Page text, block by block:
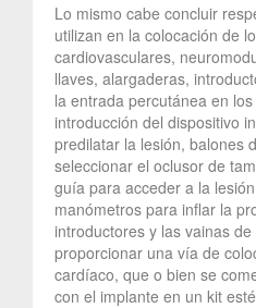
Lo mismo cabe concluir
utilizan en la colocación de
cardiovasculares,
llaves, alargaderas,
la entrada percutánea en
introducción del dispositivo
predilatar la lesión, balones
seleccionar el oclusor de
guía para acceder a la
manómetros para inflar la
introductores y las vainas
proporcionar una vía de
cardíaco, que o bien se
con el implante en un kit